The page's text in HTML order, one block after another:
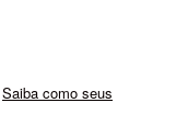
Saiba como seus